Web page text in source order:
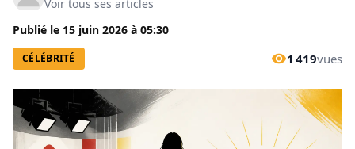
Voir tous ses articles
Publié le 15 juin 2026 à 05:30
CÉLÉBRITÉ 1 419vues